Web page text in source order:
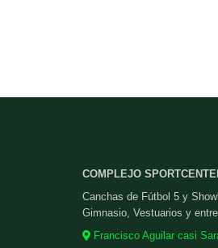
COMPLEJO
Canchas de Fútbol 5 y
Gimnasio, Vestuarios y
Francisco Aguilar casi